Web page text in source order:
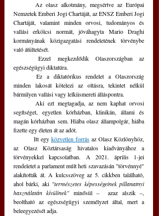
Nemzetek Emberi Jogi Chartáját, az ENSZ Emberi Jogi
Chartáját, valamint minden orvosi, tudományos és
vallási erkölcsi normát, jóváhagyta Mario Draghi
kormányának közigazgatási rendeletének törvénybe
való átültetését.
	Ezzel megkezdődik Olaszországban az
egészségügyi diktatúra.
minden lakosát kötelezi az oltásra, tekintet nélkül
bármilyen vallási vagy lelkiismereti álláspontra.
segítséget, egyetlen kórházban, klinikán, állami és
magán kórházban sem. Hiába olasz állampolgár, hiába
fizette egy életen át az adót.
	Itt egy
közvetlen forrás az Olasz Közlönyhöz,
az Olasz Köztársaság hivatalos kiadványához a
törvényekkel kapcsolatban. A 2021. április 1-jei
rendeletet a parlament múlt heti szavazásán "törvénnyé"
alakították át. A kulcsszöveg az 5. cikkben található,
ahol bárki, aki "természetes képességeinek pillanatnyi
használatán kívülinek" minősül –  azaz alszik –,
beoltható az egészségügyi személyzet által, mert a
beleegyezését adja.